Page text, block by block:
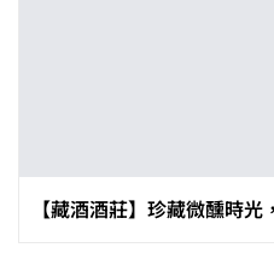
【藏酒酒莊】珍藏微醺時